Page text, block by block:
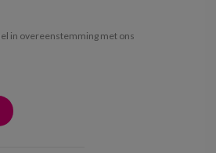
in overeenstemming met ons